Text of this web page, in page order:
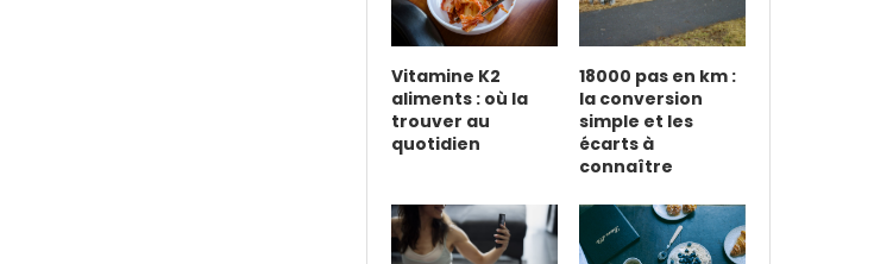
Vitamine K2
aliments : où la
trouver au
quotidien
18000 pas en km :
la conversion
simple et les
écarts à
connaître